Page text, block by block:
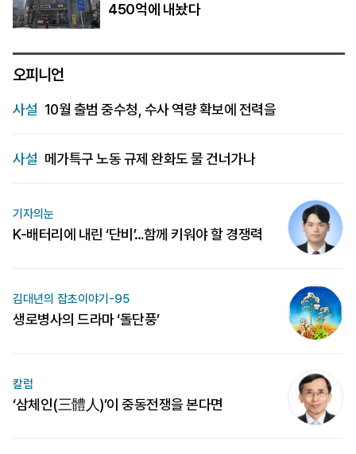
450억에 내놨다
오피니언
사설 10월 출범 중수청, 수사 역량 확보에 전력을
사설 메가특구 노동 규제 완화도 물 건너가나
기자의눈
K-배터리에 내린 ‘단비’…함께 키워야 할 경쟁력
김대년의 잡초이야기-95
생로병사의 드라마 ‘돌단풍’
칼럼
‘삼체인(三體人)’이 중동전쟁을 본다면